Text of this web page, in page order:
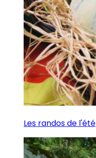
Les randos de l'été